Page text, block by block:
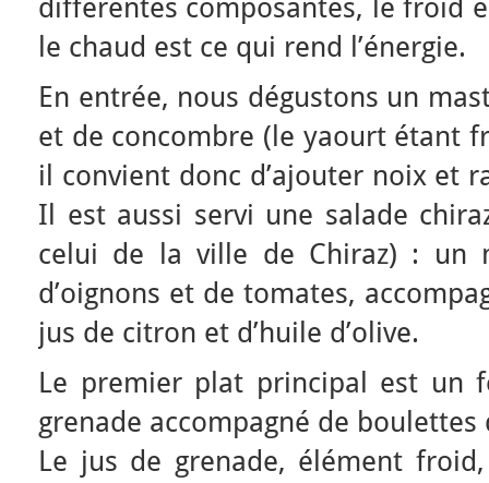
différentes composantes, le froid
le chaud est ce qui rend l’énergie.
En entrée, nous dégustons un
et de concombre (le yaourt étant
il convient donc d’ajouter noix et
Il est aussi servi une salade
celui de la ville de Chiraz) : un
d’oignons et de tomates,
jus de citron et d’huile d’olive.
Le premier plat principal est un
grenade accompagné de
Le jus de grenade, élément